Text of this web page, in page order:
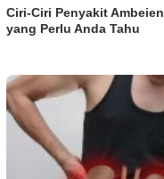
Ciri-Ciri Penyakit Ambeien
yang Perlu Anda Tahu